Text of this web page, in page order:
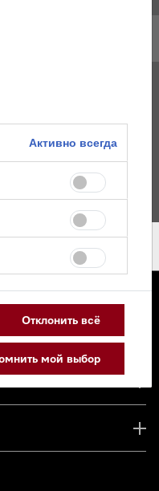
Активно всегда
Отклонить всё
мой выбор